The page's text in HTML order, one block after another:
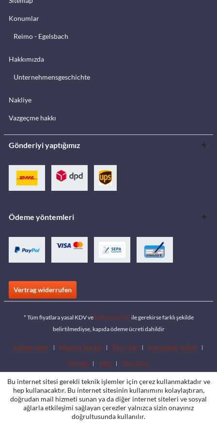
Konumlar
Reimo - Egelsbach
Hakkımızda
Unternehmensgeschichte
Nakliye
Vazgeçme hakkı
Gönderiyi yaptığımız
Ödeme yöntemleri
Vertrag widerrufen
* Tüm fiyatlara yasal KDV veteslimat ücreti ile gerekirse farklı şekilde
belirtilmediyse, kapıda ödeme ücreti dahildir
İndirme alanı Mağaza Bulucu Bayi olun Katalogları indirin
İletişim Jobs Konumlar
Bu internet sitesi gerekli teknik işlemler için çerez kullanmaktadır ve
hep kullanacaktır. Bu internet sitesinin kullanımını kolaylaştıran,
doğrudan mail hizmeti sunan ya da diğer internet siteleri ve sosyal
ağlarla etkileşimi sağlayan çerezler yalnızca sizin onayınız
doğrultusunda kullanılır.